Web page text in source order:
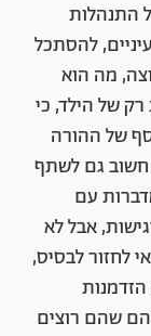
התנהלות
להסתכל
מה הוא
רק של הילד, כי
של ההורה
חשוב גם לשתף
עם
אבל לא
לחזור לבסיס,
שהם רוצים